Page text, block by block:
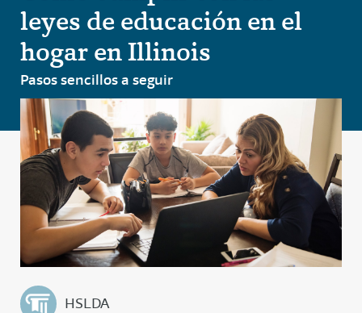
leyes de educación en el
hogar en Illinois
Pasos sencillos a seguir
HSLDA